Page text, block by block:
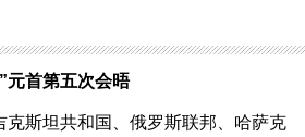
元首第五次会晤
克斯坦共和国、俄罗斯联邦、哈萨克